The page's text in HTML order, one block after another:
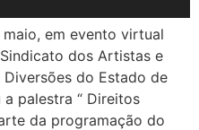
em evento virtual
dos Artistas e
do Estado de
a palestra “ Direitos
da programação do